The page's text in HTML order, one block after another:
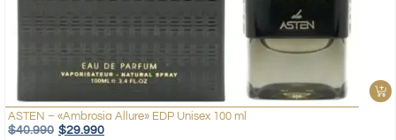
ASTEN – «Ambrosia Allure» EDP Unisex 100 ml
$40.990 $29.990